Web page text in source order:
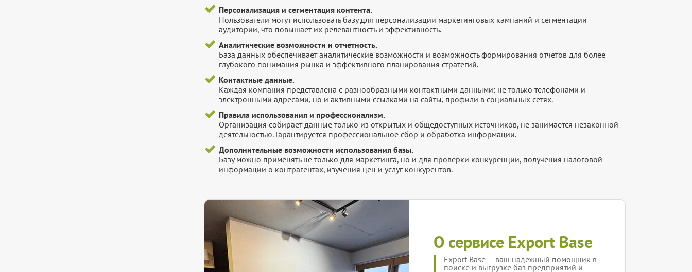
Персонализация и сегментация контента.
Пользователи могут использовать базу для персонализации маркетинговых кампаний и сегментации
аудитории, что повышает их релевантность и эффективность.
Аналитические возможности и отчетность.
База данных обеспечивает аналитические возможности и возможность формирования отчетов для более
глубокого понимания рынка и эффективного планирования стратегий.
Контактные данные.
Каждая компания представлена с разнообразными контактными данными: не только телефонами и
электронными адресами, но и активными ссылками на сайты, профили в социальных сетях.
Правила использования и профессионализм.
Организация собирает данные только из открытых и общедоступных источников, не занимается незаконной
деятельностью. Гарантируется профессиональное сбор и обработка информации.
Дополнительные возможности использования базы.
Базу можно применять не только для маркетинга, но и для проверки конкуренции, получения налоговой
информации о контрагентах, изучения цен и услуг конкурентов.
О сервисе Export Base
Export Base — ваш надежный помощник в
поиске и выгрузке баз предприятий и